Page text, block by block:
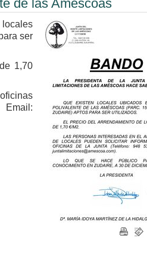
de las Améscoas
ser
1,70